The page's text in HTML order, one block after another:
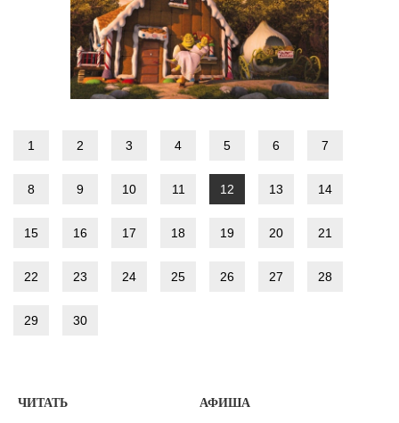
1 2 3 4 5 6 7
8 9 10 11 12 13 14
15 16 17 18 19 20 21
22 23 24 25 26 27 28
29 30
ЧИТАТЬ АФИША